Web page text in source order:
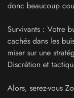
donc beaucoup
Survivants : Votre
cachés dans les
miser sur une
Discrétion et
Alors, serez-vous